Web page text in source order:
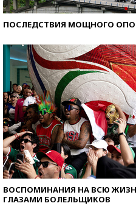
ПОСЛЕДСТВИЯ МОЩНОГО
ВОСПОМИНАНИЯ НА ВСЮ
ГЛАЗАМИ БОЛЕЛЬЩИКОВ